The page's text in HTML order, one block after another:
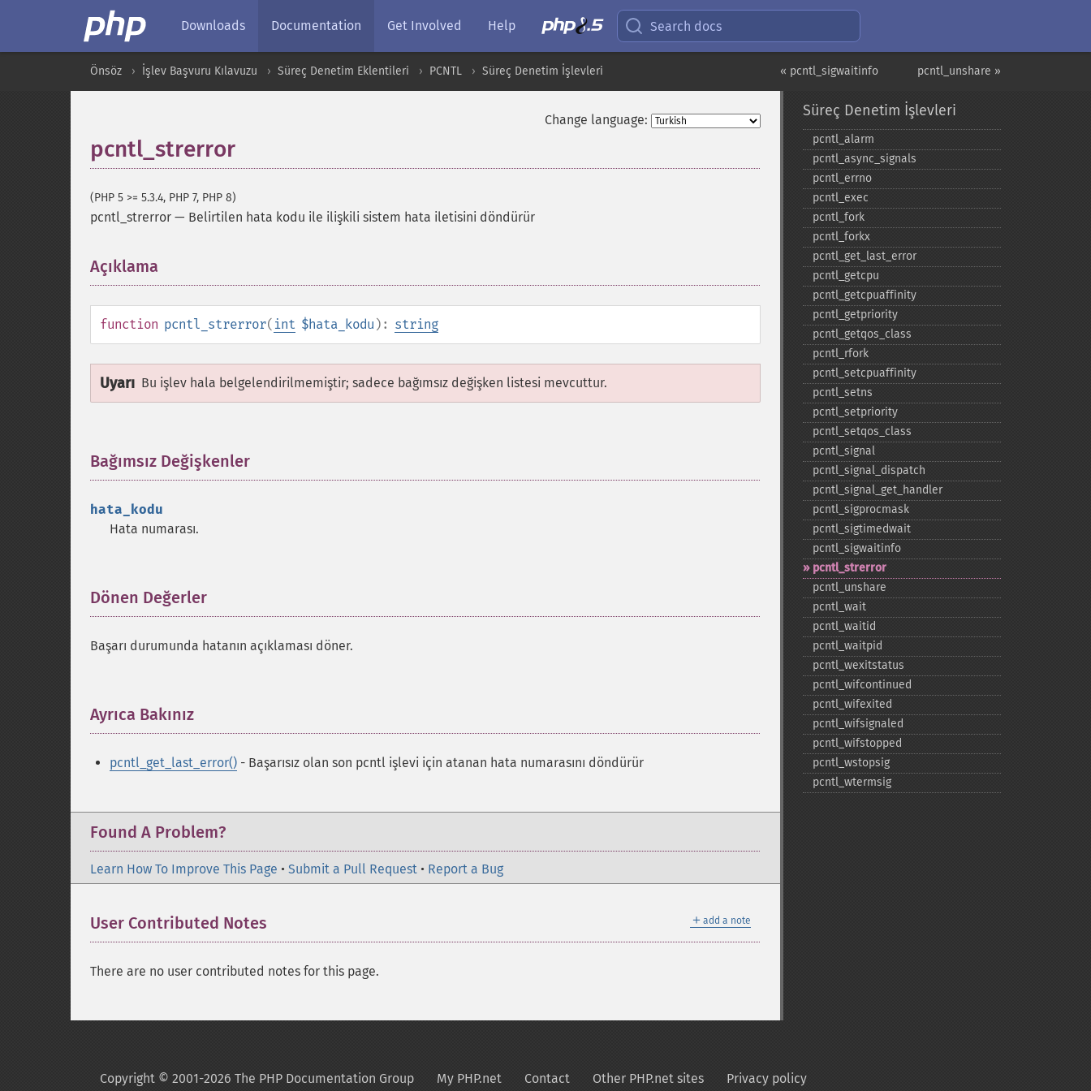
Downloads Documentation Get Involved Help Search docs
pcntl_unshare »
« pcntl_sigwaitinfo
Önsöz İşlev Başvuru Kılavuzu Süreç Denetim Eklentileri PCNTL Süreç Denetim İşlevleri
Change language:
pcntl_strerror
(PHP 5 >= 5.3.4, PHP 7, PHP 8)
pcntl_strerror — Belirtilen hata kodu ile ilişkili sistem hata iletisini döndürür
Açıklama
function pcntl_strerror( int $hata_kodu ): string
Uyarı Bu işlev hala belgelendirilmemiştir; sadece bağımsız değişken listesi mevcuttur.
Bağımsız Değişkenler
hata_kodu
Hata numarası.
Dönen Değerler
Başarı durumunda hatanın açıklaması döner.
Ayrıca Bakınız
pcntl_get_last_error() - Başarısız olan son pcntl işlevi için atanan hata numarasını döndürür
Found A Problem?
Learn How To Improve This Page • Submit a Pull Request • Report a Bug
＋ add a note
User Contributed Notes
There are no user contributed notes for this page.
Süreç Denetim İşlevleri
pcntl_​alarm
pcntl_​async_​signals
pcntl_​errno
pcntl_​exec
pcntl_​fork
pcntl_​forkx
pcntl_​get_​last_​error
pcntl_​getcpu
pcntl_​getcpuaffinity
pcntl_​getpriority
pcntl_​getqos_​class
pcntl_​rfork
pcntl_​setcpuaffinity
pcntl_​setns
pcntl_​setpriority
pcntl_​setqos_​class
pcntl_​signal
pcntl_​signal_​dispatch
pcntl_​signal_​get_​handler
pcntl_​sigprocmask
pcntl_​sigtimedwait
pcntl_​sigwaitinfo
pcntl_​strerror
pcntl_​unshare
pcntl_​wait
pcntl_​waitid
pcntl_​waitpid
pcntl_​wexitstatus
pcntl_​wifcontinued
pcntl_​wifexited
pcntl_​wifsignaled
pcntl_​wifstopped
pcntl_​wstopsig
pcntl_​wtermsig
Copyright © 2001-2026 The PHP Documentation Group My PHP.net Contact Other PHP.net sites Privacy policy